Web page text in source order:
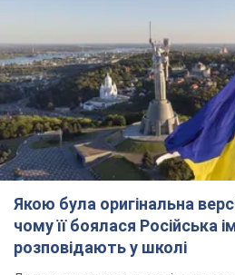
Державним символом є тільки
годину тому 3,3 т.
Олександру Пономарьову
відомо про трьох дітей
символа 90-х та який
За розвитком кар'єри артист не
особисте щастя
7 годин тому